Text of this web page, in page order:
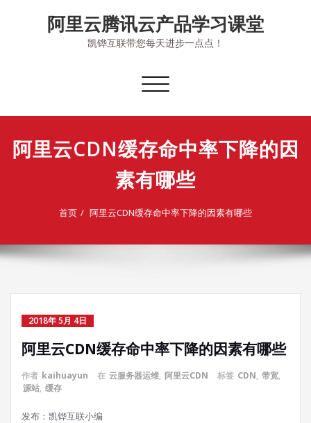
阿里云腾讯云产品学习课堂
凯铧互联带您每天进步一点点！
切
导
阿里云CDN缓存命中率下降的因
素有哪些
首页 阿里云CDN缓存命中率下降的因素有哪些
2018年 5月 4日
阿里云CDN缓存命中率下降的因素有哪些
作者 kaihuayun 在 云服务器运维, 阿里云CDN 标签 CDN, 带宽,
源站, 缓存
发布：凯铧互联小编